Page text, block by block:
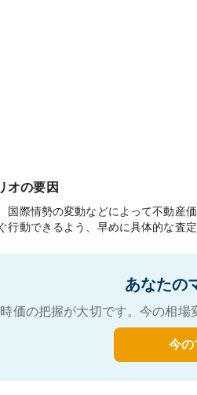
オの要因
国際情勢の変動などによって不動産
動できるよう、早めに具体的な査
あなたの
価の把握が大切です。今の相
今の